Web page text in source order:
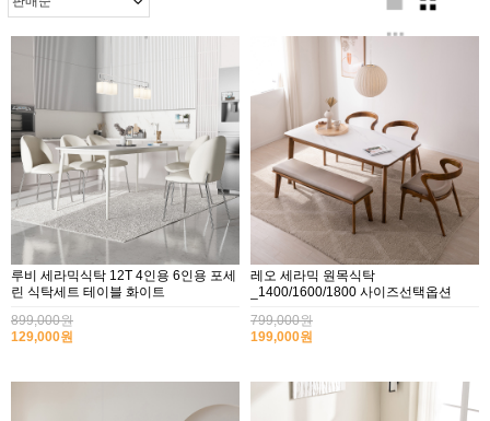
루비 세라믹식탁 12T 4인용 6인용 포세
린 식탁세트 테이블 화이트
899,000원
129,000원
레오 세라믹 원목식탁
_1400/1600/1800 사이즈선택옵션
799,000원
199,000원